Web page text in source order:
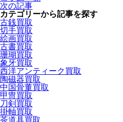
次の記事
カテゴリーから記事を探す
古銭買取
切手買取
絵画買取
古書買取
珊瑚買取
象牙買取
西洋アンティーク買取
陶磁器買取
中国骨董買取
甲冑買取
刀剣買取
掛軸買取
茶道具買取